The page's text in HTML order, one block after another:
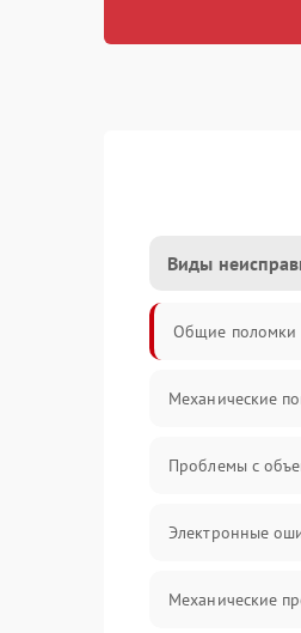
Виды
Общие поломки
Механические
Проблемы с
Электронные
Механические